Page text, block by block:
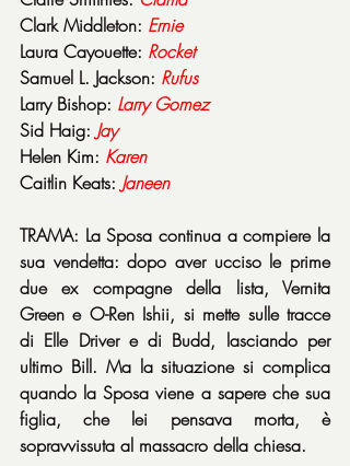
Clark Middleton: Ernie
Laura Cayouette: Rocket
Samuel L. Jackson: Rufus
Larry Bishop: Larry Gomez
Sid Haig: Jay
Helen Kim: Karen
Caitlin Keats: Janeen
TRAMA: La Sposa continua a compiere la
sua vendetta: dopo aver ucciso le prime
due ex compagne della lista, Vernita
Green e O-Ren Ishii, si mette sulle tracce
di Elle Driver e di Budd, lasciando per
ultimo Bill. Ma la situazione si complica
quando la Sposa viene a sapere che sua
figlia, che lei pensava morta, è
sopravvissuta al massacro della chiesa.